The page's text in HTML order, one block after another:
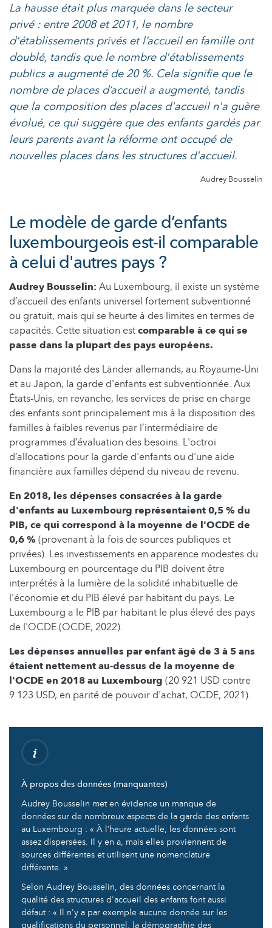
La hausse était plus marquée dans le secteur
privé : entre 2008 et 2011, le nombre
d'établissements privés et l’accueil en famille ont
doublé, tandis que le nombre d'établissements
publics a augmenté de 20 %. Cela signifie que le
nombre de places d’accueil a augmenté, tandis
que la composition des places d'accueil n'a guère
évolué, ce qui suggère que des enfants gardés par
leurs parents avant la réforme ont occupé de
nouvelles places dans les structures d'accueil.
Audrey Bousselin
Le modèle de garde d’enfants
luxembourgeois est-il comparable
à celui d'autres pays ?
Audrey Bousselin: Au Luxembourg, il existe un système
d’accueil des enfants universel fortement subventionné
ou gratuit, mais qui se heurte à des limites en termes de
capacités. Cette situation estcomparable à ce qui se
passe dans la plupart des pays européens.
Dans la majorité des Länder allemands, au Royaume-Uni
et au Japon, la garde d'enfants est subventionnée. Aux
États-Unis, en revanche, les services de prise en charge
des enfants sont principalement mis à la disposition des
familles à faibles revenus par l’intermédiaire de
programmes d’évaluation des besoins. L'octroi
d’allocations pour la garde d'enfants ou d'une aide
financière aux familles dépend du niveau de revenu.
En 2018, les dépenses consacrées à la garde
d'enfants au Luxembourg représentaient 0,5 % du
PIB, ce qui correspond à la moyenne de l'OCDE de
0,6 % (provenant à la fois de sources publiques et
privées). Les investissements en apparence modestes du
Luxembourg en pourcentage du PIB doivent être
interprétés à la lumière de la solidité inhabituelle de
l'économie et du PIB élevé par habitant du pays. Le
Luxembourg a le PIB par habitant le plus élevé des pays
de l'OCDE (OCDE, 2022).
Les dépenses annuelles par enfant âgé de 3 à 5 ans
étaient nettement au-dessus de la moyenne de
l'OCDE en 2018 au Luxembourg (20 921 USD contre
9 123 USD, en parité de pouvoir d'achat, OCDE, 2021).
À propos des données (manquantes)
Audrey Bousselin met en évidence un manque de
données sur de nombreux aspects de la garde des enfants
au Luxembourg : « À l’heure actuelle, les données sont
assez dispersées. Il y en a, mais elles proviennent de
sources différentes et utilisent une nomenclature
différente. »
Selon Audrey Bousselin, des données concernant la
qualité des structures d'accueil des enfants font aussi
défaut : « Il n'y a par exemple aucune donnée sur les
qualifications du personnel, la démographie des